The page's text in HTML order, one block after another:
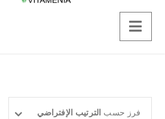
فرز حسب الترتيب الإفتراضي